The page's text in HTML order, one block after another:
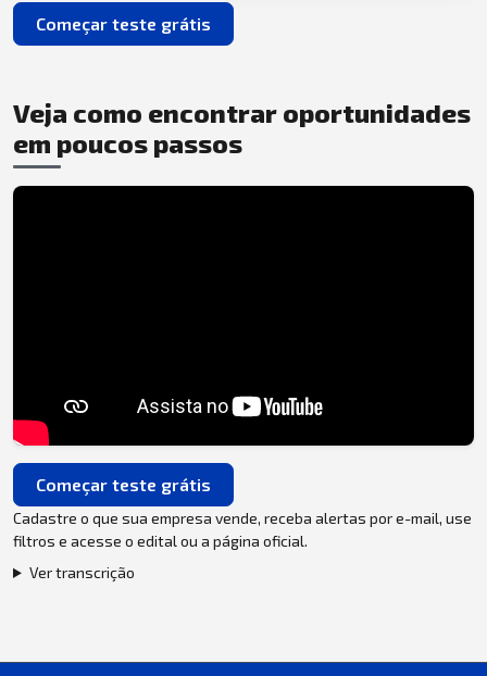
Começar teste grátis
Veja como encontrar oportunidades
em poucos passos
Começar teste grátis
Cadastre o que sua empresa vende, receba alertas por e-mail, use
filtros e acesse o edital ou a página oficial.
Ver transcrição